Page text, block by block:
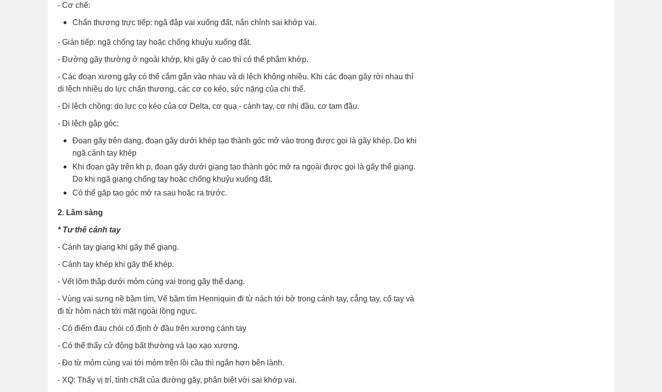
- Cơ chế:
Chấn thương trực tiếp: ngã đập vai xuống đất, nắn chỉnh sai khớp vai.
- Gián tiếp: ngã chống tay hoặc chống khuỷu xuống đất.
- Đường gãy thường ở ngoài khớp, khi gãy ở cao thì có thể phậm khớp.
- Các đoạn xương gãy có thể cắm gắn vào nhau và di lệch không nhiều. Khi các đoạn gãy rời nhau thì
di lệch nhiều do lực chấn thương, các cơ co kéo, sức nặng của chi thể.
- Di lệch chồng: do lực co kéo của cơ Delta, cơ quạ - cánh tay, cơ nhị đầu, cơ tam đầu.
- Di lệch gập góc:
Đoạn gãy trên dạng, đoạn gãy dưới khép tạo thành góc mở vào trong được gọi là gãy khép. Do khi
ngã cánh tay khép
Khi đoạn gãy trên kh p, đoạn gãy dưới giạng tạo thành góc mở ra ngoài được gọi là gãy thể giạng.
Do khi ngã giạng chống tay hoặc chống khuỷu xuống đất.
Có thể gặp tạo góc mở ra sau hoặc ra trước.
2. Lâm sàng
* Tư thế cánh tay
- Cánh tay giạng khi gãy thể giạng.
- Cánh tay khép khi gãy thể khép.
- Vết lõm thầp dưới mỏm cùng vai trong gãy thể dạng.
- Vùng vai sưng nề bầm tím, Vế bầm tím Henniquin đi từ nách tới bờ trong cánh tay, cẳng tay, cổ tay và
đi từ hỏm nách tới mặt ngoài lồng ngực.
- Có điểm đau chói cố định ở đầu trên xương cánh tay
- Có thể thấy cử động bất thường và lạo xạo xương.
- Đo từ mỏm cùng vai tới mỏm trên lồi cầu thì ngắn hơn bên lành.
- XQ: Thấy vị trí, tính chất của đường gãy, phân biệt với sai khớp vai.